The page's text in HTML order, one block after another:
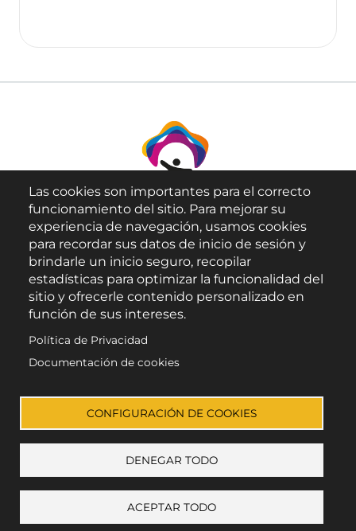
Aviso Legal
Política de Privacidad
Accesibilidad
Las cookies son importantes para el correcto
funcionamiento del sitio. Para mejorar su
experiencia de navegación, usamos cookies
para recordar sus datos de inicio de sesión y
brindarle un inicio seguro, recopilar
estadísticas para optimizar la funcionalidad del
sitio y ofrecerle contenido personalizado en
función de sus intereses.
Política de Privacidad
Documentación de cookies
CONFIGURACIÓN DE COOKIES
DENEGAR TODO
ACEPTAR TODO
© Todos los derechos reservados